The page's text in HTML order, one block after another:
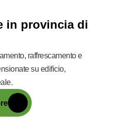
in provincia di
raffrescamento e
su edificio,